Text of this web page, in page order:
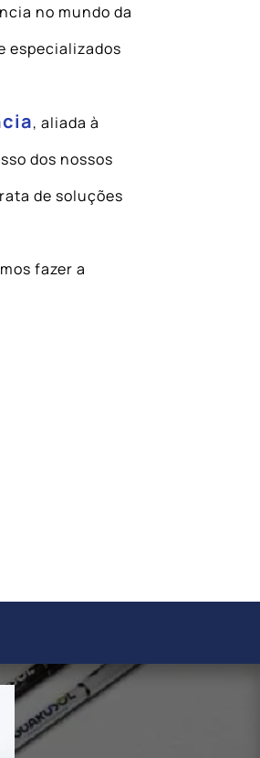
no mundo da
especializados
, aliada à
dos nossos
de soluções
fazer a